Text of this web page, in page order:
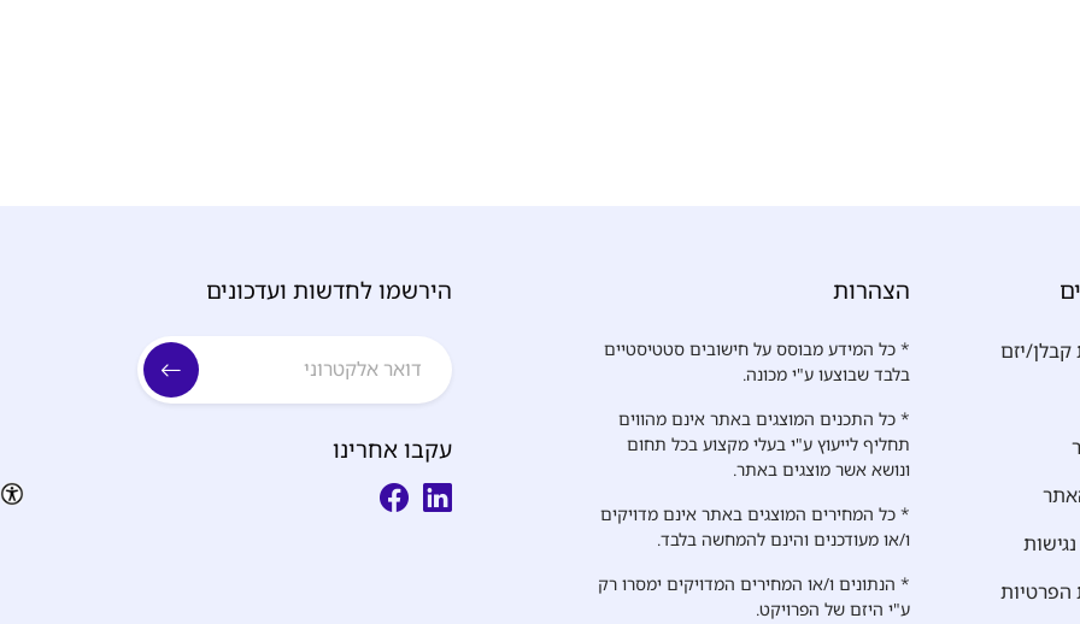
יזם
הפרטיות
הצהרות
* כל המידע מבוסס על חישובים סטטיסטיים
בלבד שבוצעו ע"י מכונה.
* כל התכנים המוצגים באתר אינם מהווים
תחליף לייעוץ ע"י בעלי מקצוע בכל תחום
ונושא אשר מוצגים באתר.
* כל המחירים המוצגים באתר אינם מדויקים
ו/או מעודכנים והינם להמחשה בלבד.
* הנתונים ו/או המחירים המדויקים ימסרו רק
ע"י היזם של הפרויקט.
הירשמו לחדשות ועדכונים
עקבו אחרינו